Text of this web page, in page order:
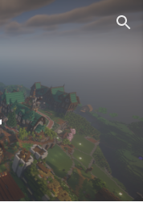
Skip to navigation